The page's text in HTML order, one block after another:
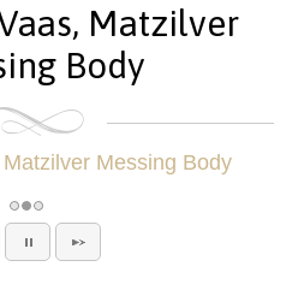
Matzilver
Body